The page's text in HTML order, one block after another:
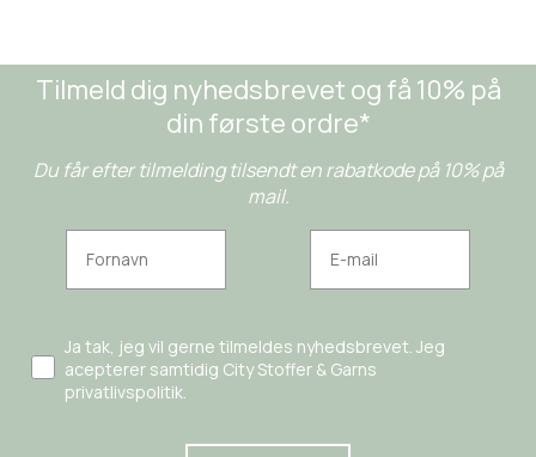
Tilmeld dig nyhedsbrevet og få 10% på
din første ordre*
Du får efter tilmelding tilsendt en rabatkode på 10% på
mail.
Ja tak, jeg vil gerne tilmeldes nyhedsbrevet. Jeg
acepterer samtidig City Stoffer & Garns
privatlivspolitik.